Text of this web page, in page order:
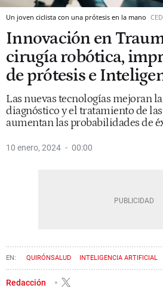
Un joven ciclista con una prótesis en la mano
Innovación en
cirugía robótica,
de prótesis e
Las nuevas tecnologías mejoran
diagnóstico y el tratamiento de
aumentan las probabilidades de
10 enero, 2024 00:00
QUIRÓNSALUD INTELIGENCIA ARTIFICIAL
CIRUGÍA ESTÉTICA
Redacción